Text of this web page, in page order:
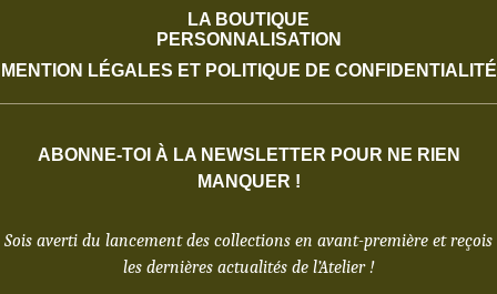
LA BOUTIQUE
PERSONNALISATION
MENTION LÉGALES ET POLITIQUE DE CONFIDENTIALITÉ
ABONNE-TOI À LA NEWSLETTER POUR NE RIEN
MANQUER !
Sois averti du lancement des collections en avant-première et reçois
les dernières actualités de l’Atelier !